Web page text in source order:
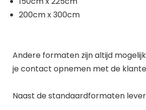
200cm x 300cm
Andere formaten zijn altijd
je contact opnemen met de
Naast de standaardformaten